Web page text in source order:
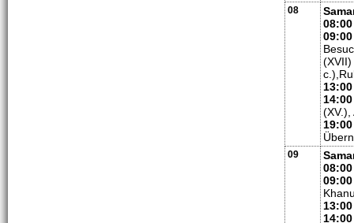
08
08:00
09:00
13:00
14:00
19:00
09
08:00
09:00
14:00